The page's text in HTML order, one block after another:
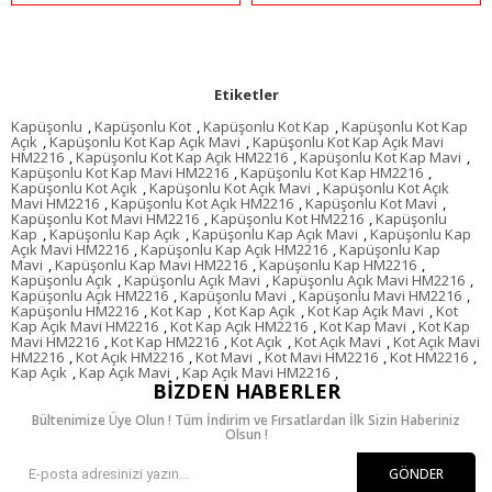
Etiketler
Kapüşonlu ,Kapüşonlu Kot ,Kapüşonlu Kot Kap ,Kapüşonlu Kot Kap
Açık ,Kapüşonlu Kot Kap Açık Mavi ,Kapüşonlu Kot Kap Açık Mavi
HM2216 ,Kapüşonlu Kot Kap Açık HM2216 ,Kapüşonlu Kot Kap Mavi ,
Kapüşonlu Kot Kap Mavi HM2216 ,Kapüşonlu Kot Kap HM2216 ,
Kapüşonlu Kot Açık ,Kapüşonlu Kot Açık Mavi ,Kapüşonlu Kot Açık
Mavi HM2216 ,Kapüşonlu Kot Açık HM2216 ,Kapüşonlu Kot Mavi ,
Kapüşonlu Kot Mavi HM2216 ,Kapüşonlu Kot HM2216 ,Kapüşonlu
Kap ,Kapüşonlu Kap Açık ,Kapüşonlu Kap Açık Mavi ,Kapüşonlu Kap
Açık Mavi HM2216 ,Kapüşonlu Kap Açık HM2216 ,Kapüşonlu Kap
Mavi ,Kapüşonlu Kap Mavi HM2216 ,Kapüşonlu Kap HM2216 ,
Kapüşonlu Açık ,Kapüşonlu Açık Mavi ,Kapüşonlu Açık Mavi HM2216 ,
Kapüşonlu Açık HM2216 ,Kapüşonlu Mavi ,Kapüşonlu Mavi HM2216 ,
Kapüşonlu HM2216 ,Kot Kap ,Kot Kap Açık ,Kot Kap Açık Mavi ,Kot
Kap Açık Mavi HM2216 ,Kot Kap Açık HM2216 ,Kot Kap Mavi ,Kot Kap
Mavi HM2216 ,Kot Kap HM2216 ,Kot Açık ,Kot Açık Mavi ,Kot Açık Mavi
HM2216 ,Kot Açık HM2216 ,Kot Mavi ,Kot Mavi HM2216 ,Kot HM2216 ,
Kap Açık ,Kap Açık Mavi ,Kap Açık Mavi HM2216 ,
BIZDEN HABERLER
Bültenimize Üye Olun ! Tüm İndirim ve Fırsatlardan İlk Sizin Haberiniz
Olsun !
GÖNDER